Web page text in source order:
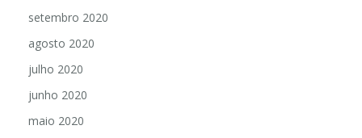
setembro 2020
agosto 2020
julho 2020
junho 2020
maio 2020